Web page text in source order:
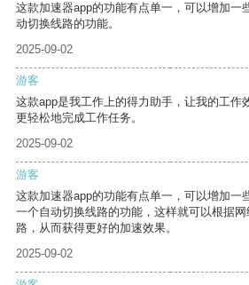
这款加速器app的功能有点单一，可以增加一
动切换线路的功能。
2025-09-02
游客
这款app是我工作上的得力助手，让我的工作
更轻松地完成工作任务。
2025-09-02
游客
这款加速器app的功能有点单一，可以增加一
一个自动切换线路的功能，这样就可以根据
路，从而获得更好的加速效果。
2025-09-02